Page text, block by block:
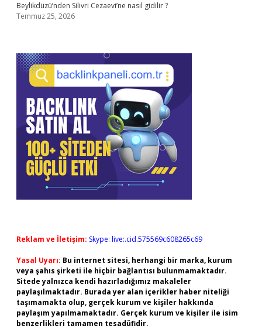
Beylikdüzü’nden Silivri Cezaevi’ne nasıl gidilir ?
Temmuz 25, 2026
Reklam ve İletişim: Skype: live:.cid.575569c608265c69
Yasal Uyarı: Bu internet sitesi, herhangi bir marka, kurum
veya şahıs şirketi ile hiçbir bağlantısı bulunmamaktadır.
Sitede yalnızca kendi hazırladığımız makaleler
paylaşılmaktadır. Burada yer alan içerikler haber niteliği
taşımamakta olup, gerçek kurum ve kişiler hakkında
paylaşım yapılmamaktadır. Gerçek kurum ve kişiler ile isim
benzerlikleri tamamen tesadüfidir.